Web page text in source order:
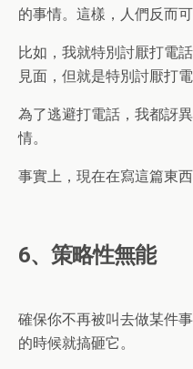
的事情。這樣，人們反而
比如，我就特別討厭打電
見面，但就是特別討厭打電
為了逃避打電話，我都訝
情。
事實上，現在在寫這篇東
6、策略性無能
確保你不再被叫去做某件
的時候就搞砸它。